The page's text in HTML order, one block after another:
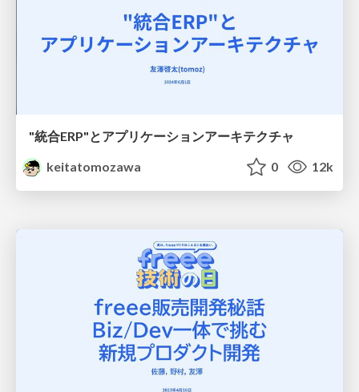
"統合ERP"とアプリケーションアーキテクチャ
keitatomozawa
0 12k